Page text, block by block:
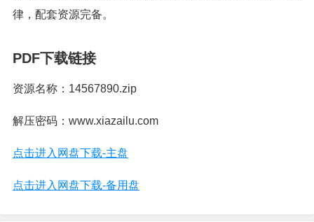
律，配套资源完备。
PDF下载链接
资源名称：14567890.zip
解压密码：www.xiazailu.com
点击进入网盘下载-主盘
点击进入网盘下载-备用盘